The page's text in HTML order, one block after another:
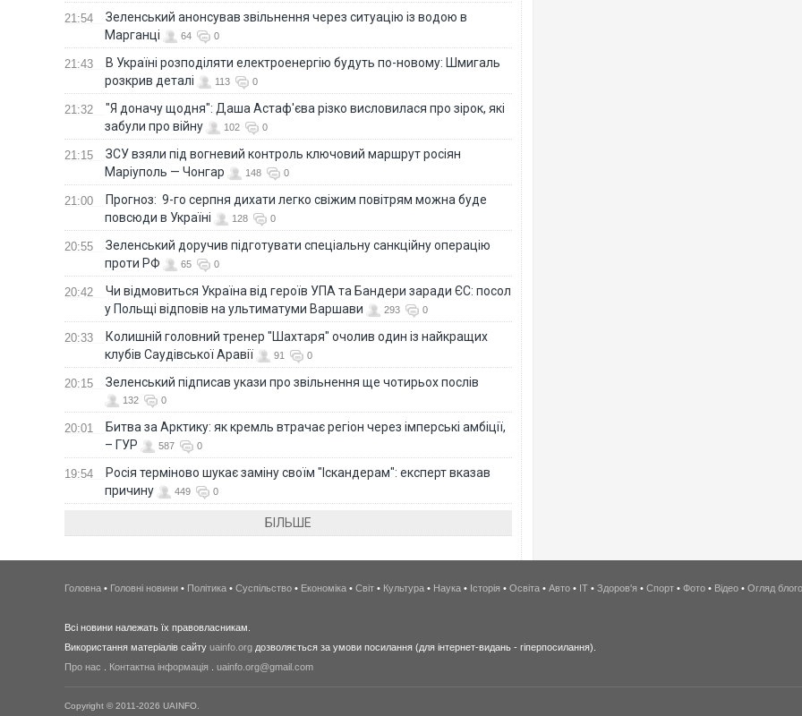
21:54
Зеленський анонсував звільнення через ситуацію із водою в
Марганці
64 0
21:43
В Україні розподіляти електроенергію будуть по-новому: Шмигаль
розкрив деталі
113 0
21:32
"Я доначу щодня": Даша Астаф'єва різко висловилася про зірок, які
забули про війну
102 0
21:15
ЗСУ взяли під вогневий контроль ключовий маршрут росіян
Маріуполь — Чонгар
148 0
21:00
Прогноз: 9-го серпня дихати легко свіжим повітрям можна буде
повсюди в Україні
128 0
20:55
Зеленський доручив підготувати спеціальну санкційну операцію
проти РФ
65 0
20:42
Чи відмовиться Україна від героїв УПА та Бандери заради ЄС: посол
у Польщі відповів на ультиматуми Варшави
293 0
20:33
Колишній головний тренер "Шахтаря" очолив один із найкращих
клубів Саудівської Аравії
91 0
20:15 Зеленський підписав укази про звільнення ще чотирьох послів
132 0
20:01
Битва за Арктику: як кремль втрачає регіон через імперські амбіції,
– ГУР
587 0
19:54
Росія терміново шукає заміну своїм "Іскандерам": експерт вказав
причину
449 0
БІЛЬШЕ
Головна • Головні новини • Політика • Суспільство • Економіка • Світ • Культура • Наука • Історія • Освіта • Авто • IT • Здоров'я • Спорт • Фото • Відео • Огляд
Всі новини належать їх правовласникам.
Використання матеріалів сайту uainfo.org дозволяється за умови посилання (для інтернет-видань - гіперпосилання).
Про нас
Контактна інформація uainfo.org@gmail.com
Copyright © 2011-2026 UAINFO.